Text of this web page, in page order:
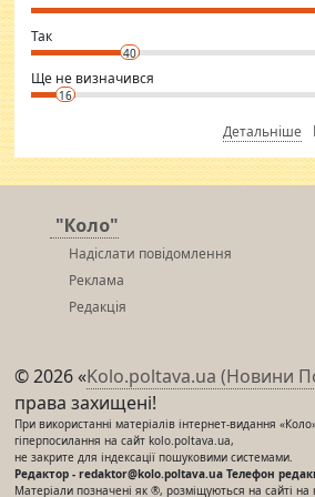
club.
⇒ sakshimirchandani.com
Так
40
Ще не визначився
16
Детальніше
"Коло"
Надіслати повідомлення
Реклама
Редакція
© 2026 «Kolo.poltava.ua (Новини
права захищені!
При використанні матеріалів інтернет-видання
гіперпосилання на сайт kolo.poltava.ua,
не закрите для індексації пошуковими системами.
Редактор - redaktor@kolo.poltava.ua Телефон
Матеріали позначені як ®, розміщуються на сайті на